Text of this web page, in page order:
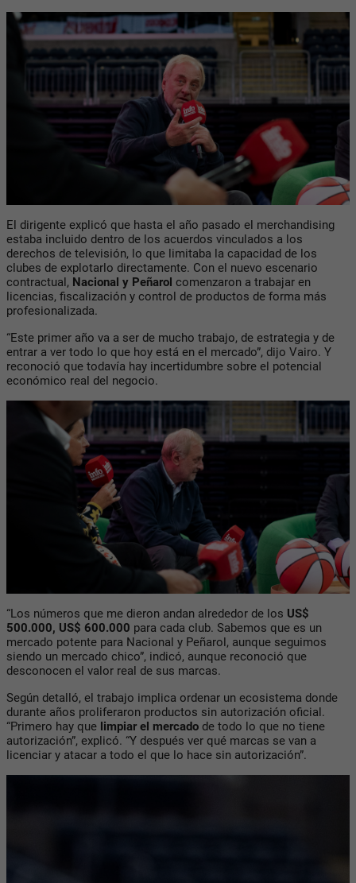
El dirigente explicó que hasta el año pasado el merchandising
estaba incluido dentro de los acuerdos vinculados a los
derechos de televisión, lo que limitaba la capacidad de los
clubes de explotarlo directamente. Con el nuevo escenario
contractual, Nacional y Peñarol comenzaron a trabajar en
licencias, fiscalización y control de productos de forma más
profesionalizada.
“Este primer año va a ser de mucho trabajo, de estrategia y de
entrar a ver todo lo que hoy está en el mercado”, dijo Vairo. Y
reconoció que todavía hay incertidumbre sobre el potencial
económico real del negocio.
“Los números que me dieron andan alrededor de los US$
500.000, US$ 600.000 para cada club. Sabemos que es un
mercado potente para Nacional y Peñarol, aunque seguimos
siendo un mercado chico”, indicó, aunque reconoció que
desconocen el valor real de sus marcas.
Según detalló, el trabajo implica ordenar un ecosistema donde
durante años proliferaron productos sin autorización oficial.
“Primero hay que limpiar el mercado de todo lo que no tiene
autorización”, explicó. “Y después ver qué marcas se van a
licenciar y atacar a todo el que lo hace sin autorización”.